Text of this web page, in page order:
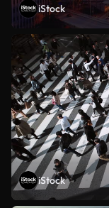
iStock
iStock